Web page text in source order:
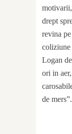
drept
revina
coliziune
Logan
ori in
de mers”.